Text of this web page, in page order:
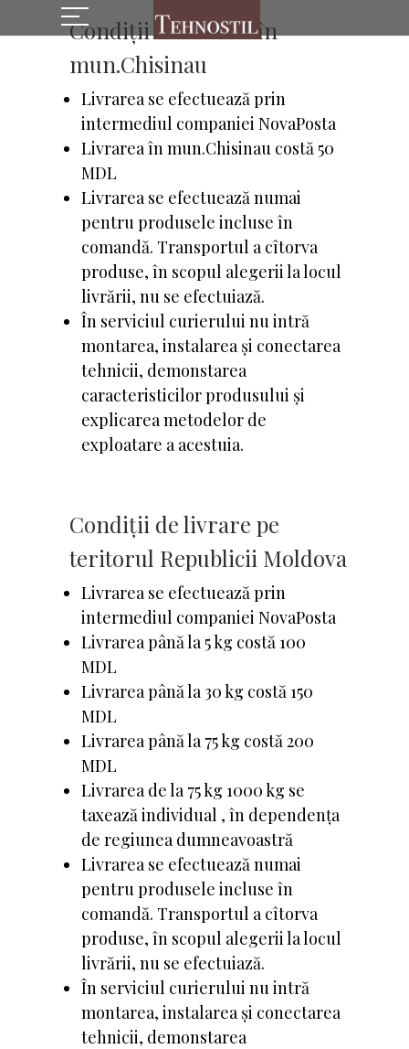
Condiții de livrare în
mun.Chisinau
Livrarea se efectuează prin
intermediul companiei NovaPosta
Livrarea în mun.Chisinau costă 50
MDL
Livrarea se efectuează numai
pentru produsele incluse în
comandă. Transportul a cîtorva
produse, în scopul alegerii la locul
livrării, nu se efectuiază.
În serviciul curierului nu intră
montarea, instalarea și conectarea
tehnicii, demonstarea
caracteristicilor produsului și
explicarea metodelor de
exploatare a acestuia.
Condiții de livrare pe
teritorul Republicii Moldova
Livrarea se efectuează prin
intermediul companiei NovaPosta
Livrarea până la 5 kg costă 100
MDL
Livrarea până la 30 kg costă 150
MDL
Livrarea până la 75 kg costă 200
MDL
Livrarea de la 75 kg 1000 kg se
taxează individual , în dependența
de regiunea dumneavoastră
Livrarea se efectuează numai
pentru produsele incluse în
comandă. Transportul a cîtorva
produse, în scopul alegerii la locul
livrării, nu se efectuiază.
În serviciul curierului nu intră
montarea, instalarea și conectarea
tehnicii, demonstarea